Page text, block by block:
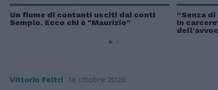
Un fiume di contanti usciti dai conti
Sempio. Ecco chi è "Maurizio"
“Senza
in
Vittorio Feltri 18 ottobre 2025